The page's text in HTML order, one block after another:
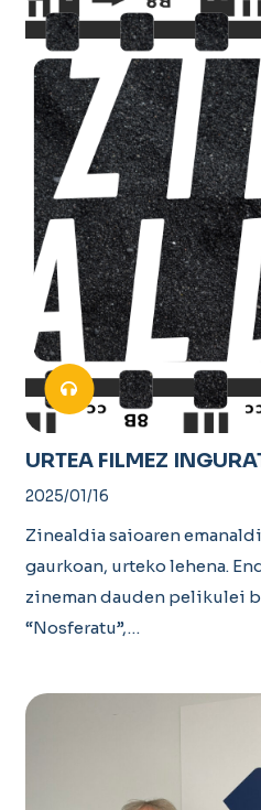
URTEA FILMEZ
2025/01/16
Zinealdia saioaren
gaurkoan, urteko lehena.
zineman dauden pelikulei
“Nosferatu”,…